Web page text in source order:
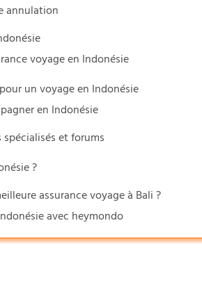
annulation
voyage en Indonésie
un voyage en Indonésie
en Indonésie
et forums
?
assurance voyage à Bali ?
avec heymondo